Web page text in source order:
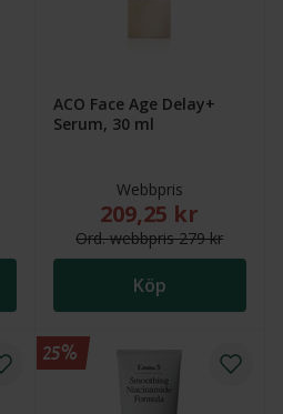
ACO Face Age Delay+
Serum, 30 ml
Webbpris
Nytt reducerat
209,25 kr
Ord.webbpris279 kr
Köp
25%